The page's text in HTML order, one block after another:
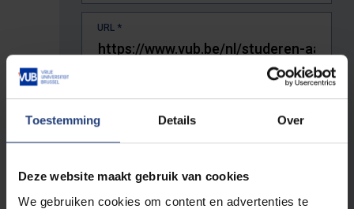
Toestemming Details Over
Deze website maakt gebruik van cookies
We gebruiken cookies om content en advertenties te
URL *
De volledige URL van de pagina waar je de fout zag.